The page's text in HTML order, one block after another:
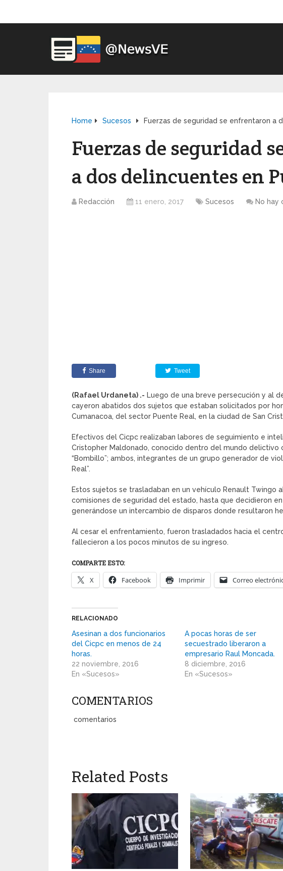
Home Sucesos Fuerzas de seguridad se enfrentaron a
Fuerzas de seguridad
a dos delincuentes en
Redacción 11 enero, 2017 Sucesos No hay
Share Tweet
(Rafael Urdaneta) .- Luego de una breve persecución y al
cayeron abatidos dos sujetos que estaban solicitados por
Cumanacoa, del sector Puente Real, en la ciudad de San
Efectivos del Cicpc realizaban labores de seguimiento e
Cristopher Maldonado, conocido dentro del mundo delictivo
“Bombillo”; ambos, integrantes de un grupo generador de
Real”.
Estos sujetos se trasladaban en un vehículo Renault Twingo
comisiones de seguridad del estado, hasta que decidieron
generándose un intercambio de disparos donde resultaron
Al cesar el enfrentamiento, fueron trasladados hacia el
fallecieron a los pocos minutos de su ingreso.
COMPARTE ESTO:
X Facebook Imprimir Correo
RELACIONADO
Asesinan a dos funcionarios
del Cicpc en menos de 24
horas.
22 noviembre, 2016
En «Sucesos»
A pocas horas de ser
secuestrado liberaron a
empresario Raul Moncada.
8 diciembre, 2016
En «Sucesos»
COMENTARIOS
comentarios
Related Posts